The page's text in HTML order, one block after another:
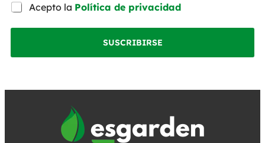
Acepto la Política de privacidad
SUSCRIBIRSE